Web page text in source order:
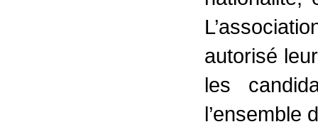
autorisé
les
l’ensemble